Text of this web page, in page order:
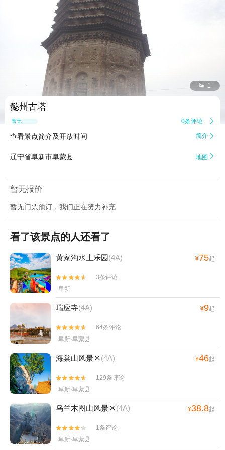
 1
懿州古塔
暂无点评 0条评论 
查看景点简介及开放时间 简介 
辽宁省阜新市阜蒙县 地图 
暂无报价
暂无门票预订，我们正在努力补充
看了该景点的人还看了
黄家沟水上乐园(4A) ¥75起


3条评论
阜新
瑞应寺(4A) ¥9起


64条评论
阜新·阜蒙县
海棠山风景区(4A) ¥46起


129条评论
阜新·阜蒙县
乌兰木图山风景区(4A) ¥38.8起


1条评论
阜新·阜蒙县